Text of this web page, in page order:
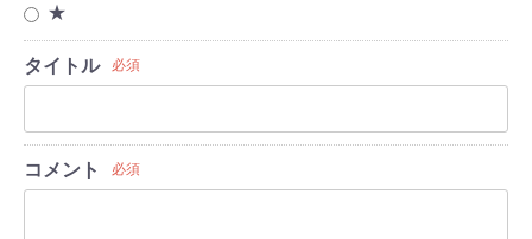
★
タイトル 必須
コメント 必須